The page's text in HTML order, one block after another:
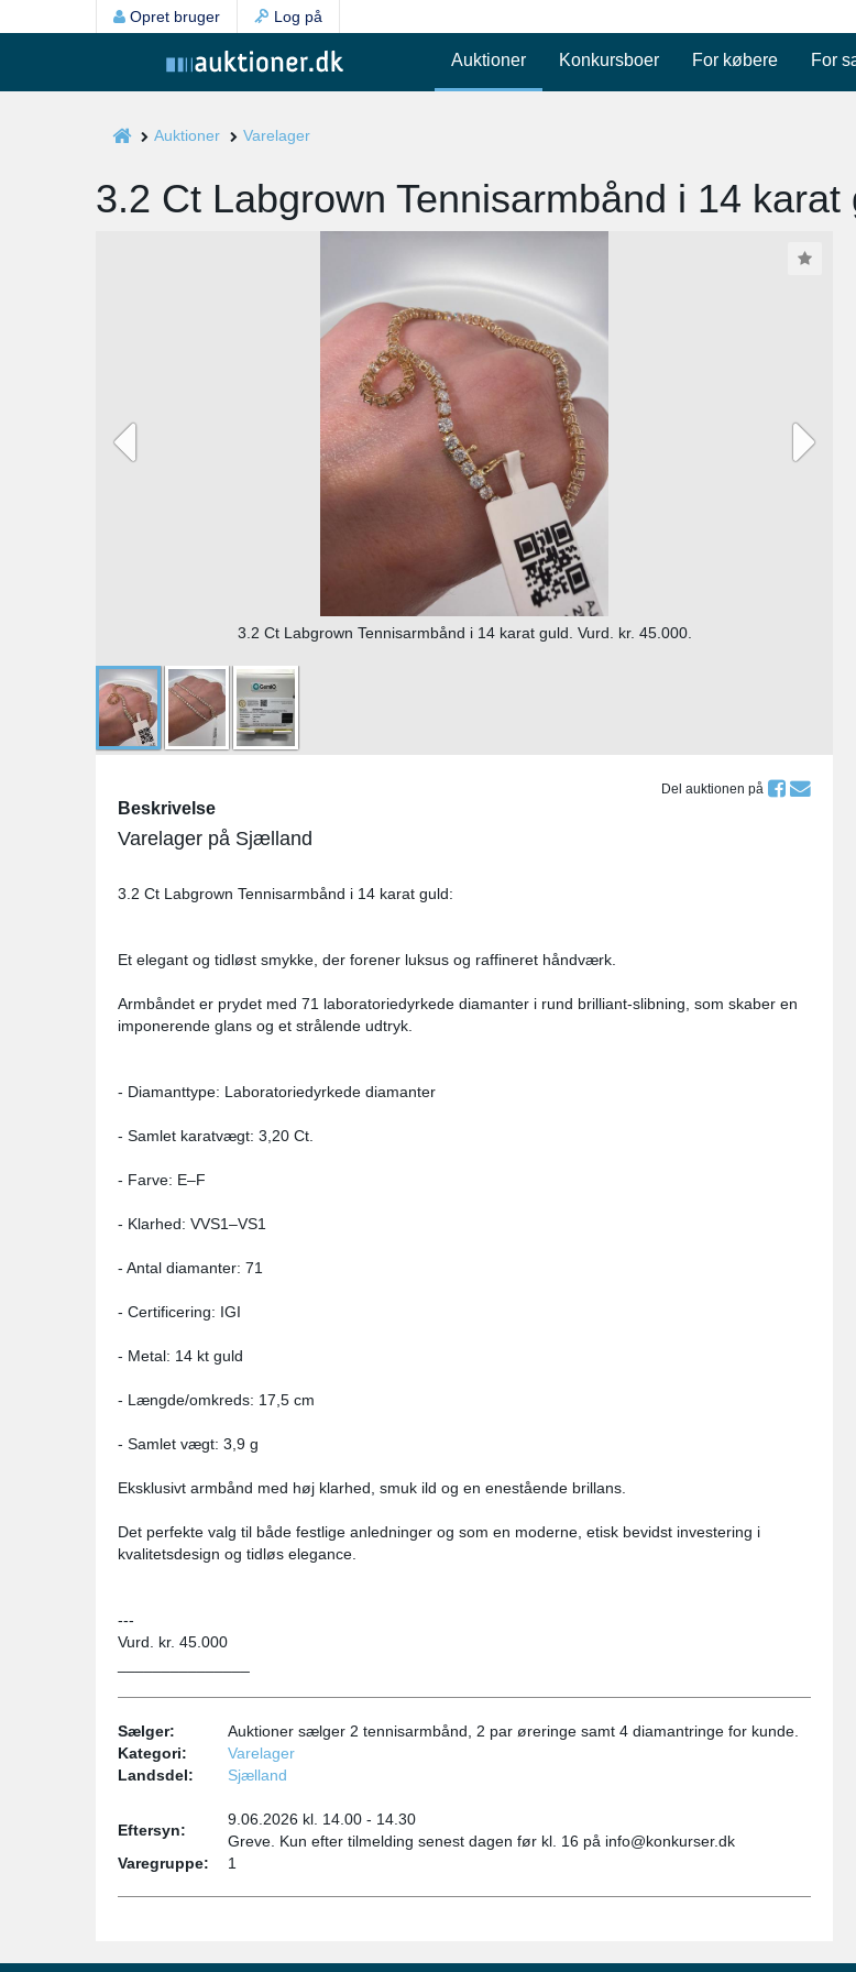
Opret bruger Log på
Auktioner Konkursboer For købere For
Auktioner Varelager
3.2 Ct Labgrown Tennisarmbånd i 14
3.2 Ct Labgrown Tennisarmbånd i 14 karat guld. Vurd. kr. 45.000.
Del auktionen på
Beskrivelse
Varelager på Sjælland
3.2 Ct Labgrown Tennisarmbånd i 14 karat guld:
Et elegant og tidløst smykke, der forener luksus og raffineret håndværk.
Armbåndet er prydet med 71 laboratoriedyrkede diamanter i rund brilliant-slibning, som skaber en
imponerende glans og et strålende udtryk.
- Diamanttype: Laboratoriedyrkede diamanter
- Samlet karatvægt: 3,20 Ct.
- Farve: E–F
- Klarhed: VVS1–VS1
- Antal diamanter: 71
- Certificering: IGI
- Metal: 14 kt guld
- Længde/omkreds: 17,5 cm
- Samlet vægt: 3,9 g
Eksklusivt armbånd med høj klarhed, smuk ild og en enestående brillans.
Det perfekte valg til både festlige anledninger og som en moderne, etisk bevidst investering i
kvalitetsdesign og tidløs elegance.
---
Vurd. kr. 45.000
Sælger:
Auktioner sælger 2 tennisarmbånd, 2 par øreringe samt 4 diamantringe for kunde.
Kategori:
Varelager
Landsdel:
Sjælland
Eftersyn:
9.06.2026 kl. 14.00 - 14.30
Greve. Kun efter tilmelding senest dagen før kl. 16 på info@konkurser.dk
Varegruppe:
1